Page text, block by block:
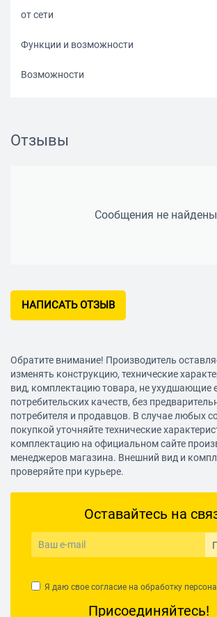
от сети
Функции и возможности
Возможности
Кейс в комплекте
Комплектация
набор аксессуаров (210 шт.), кейс
Отзывы
Сообщения не найдены
НАПИСАТЬ ОТЗЫВ
Обратите внимание! Производитель
изменять конструкцию, технические
вид, комплектацию товара, не ухудшающие
потребительских качеств, без
потребителя и продавцов. В случае любых
покупкой уточняйте технические
комплектацию на официальном сайте
менеджеров магазина. Внешний вид и
проверяйте при курьере.
Оставайтесь на
Я даю свое согласие на обработку
Присоединяйтесь!